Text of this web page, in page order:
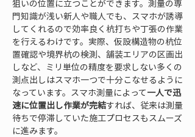
狙いの位置に立つことができます。測量の専
門知識が浅い新人や職人でも、スマホが誘導
してくれるので効率良く杭打ちや丁張の作業
を行えるわけです。実際、仮設構造物の杭位
置確認や境界杭の検測、舗装エリアの区画出
しなど、ミリ単位の精度を要求しない多くの
測点出しはスマホ一つで十分こなせるように
なっています。スマホ測量によって一人で迅
速に位置出し作業が完結すれば、従来は測量
待ちで停滞していた施工プロセスもスムーズ
に進みます。